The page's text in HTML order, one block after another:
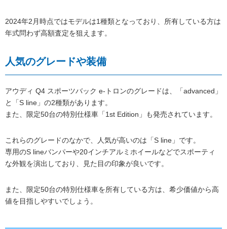
2024年2月時点ではモデルは1種類となっており、所有している方は
年式問わず高額査定を狙えます。
人気のグレードや装備
アウディ Q4 スポーツバック e-トロンのグレードは、「advanced」
と「S line」の2種類があります。
また、限定50台の特別仕様車「1st Edition」も発売されています。
これらのグレードのなかで、人気が高いのは「S line」です。
専用のS lineバンパーや20インチアルミホイールなどでスポーティ
な外観を演出しており、見た目の印象が良いです。
また、限定50台の特別仕様車を所有している方は、希少価値から高
値を目指しやすいでしょう。